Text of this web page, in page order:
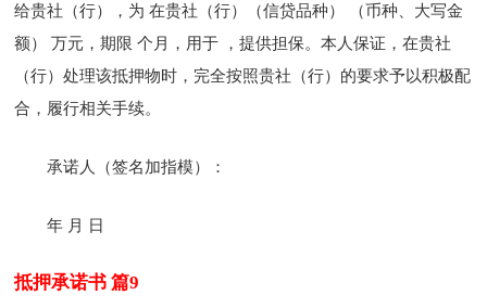
给贵社（行），为 在贵社（行）（信贷品种） （币种、大写金
额） 万元，期限 个月，用于 ，提供担保。本人保证，在贵社
（行）处理该抵押物时，完全按照贵社（行）的要求予以积极配
合，履行相关手续。
承诺人（签名加指模）：
年 月 日
抵押承诺书 篇9